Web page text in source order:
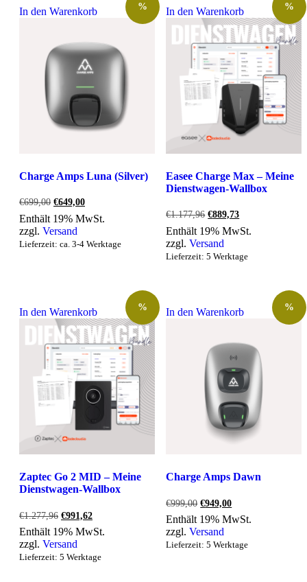
In den Warenkorb %
Charge Amps Luna (Silver)
€699,00 Ursprünglicher
Preis
war:
€699,00
€649,00Aktueller
Preis
ist:
Enthält 19% MwSt.
zzgl. Versand
Lieferzeit: ca. 3-4 Werktage
In den Warenkorb %
Easee Charge Max – Meine
Dienstwagen-Wallbox
€1.177,96 Ursprünglicher
Preis
war:
€1.177,96
€889,73Aktueller
Preis
ist:
Enthält 19% MwSt.
zzgl.Versand
Lieferzeit: 5 Werktage
In den Warenkorb %
Zaptec Go 2 MID – Meine
Dienstwagen-Wallbox
€1.277,96 Ursprünglicher
Preis
war:
€1.277,96
€991,62Aktueller
Preis
ist:
Enthält 19% MwSt.
zzgl. Versand
Lieferzeit: 5 Werktage
In den Warenkorb %
Charge Amps Dawn
€999,00 Ursprünglicher
Preis
war:
€999,00
€949,00Aktueller
Preis
ist:
Enthält 19% MwSt.
zzgl.Versand
Lieferzeit: 5 Werktage